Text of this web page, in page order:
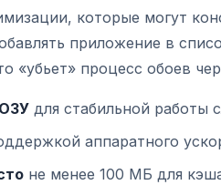
которые могут
приложение в
«убьет» процесс обоев
для стабильной работы
аппаратного
не менее 100 МБ для